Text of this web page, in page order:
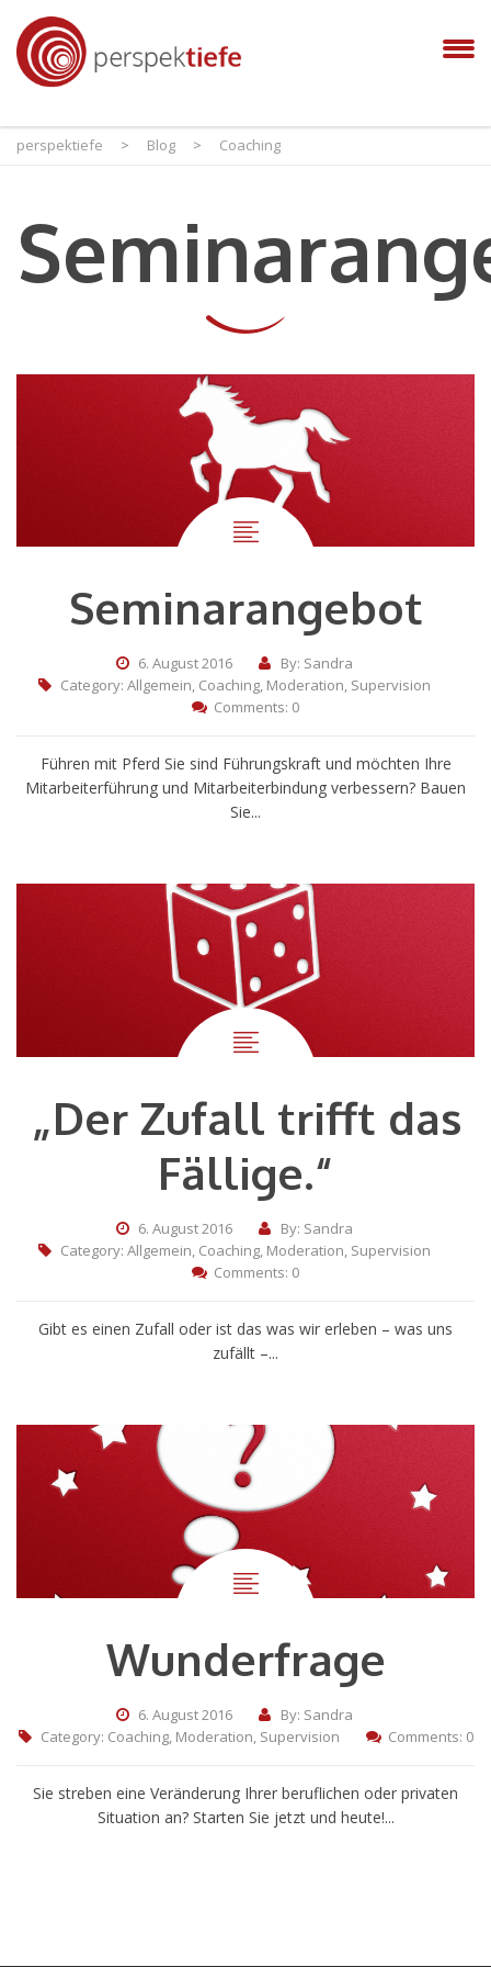
perspektiefe > Blog > Coaching
Seminarangebot
6. August 2016
By: Sandra
Category: Allgemein, Coaching, Moderation, Supervision
Comments: 0
Führen mit Pferd Sie sind Führungskraft und möchten Ihre
Mitarbeiterführung und Mitarbeiterbindung verbessern? Bauen
Sie...
„Der Zufall trifft das
Fällige.“
6. August 2016
By: Sandra
Category: Allgemein, Coaching, Moderation, Supervision
Comments: 0
Gibt es einen Zufall oder ist das was wir erleben – was uns
zufällt –...
Wunderfrage
6. August 2016
By: Sandra
Category: Coaching, Moderation, Supervision Comments: 0
Sie streben eine Veränderung Ihrer beruflichen oder privaten
Situation an? Starten Sie jetzt und heute!...